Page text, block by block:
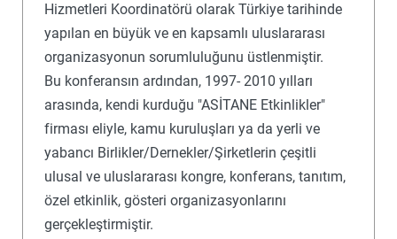
Hizmetleri Koordinatörü olarak Türkiye tarihinde
yapılan en büyük ve en kapsamlı uluslararası
organizasyonun sorumluluğunu üstlenmiştir.
Bu konferansın ardından, 1997- 2010 yılları
arasında, kendi kurduğu "ASİTANE Etkinlikler"
firması eliyle, kamu kuruluşları ya da yerli ve
yabancı Birlikler/Dernekler/Şirketlerin çeşitli
ulusal ve uluslararası kongre, konferans, tanıtım,
özel etkinlik, gösteri organizasyonlarını
gerçekleştirmiştir.